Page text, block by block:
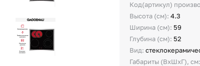
Код(артикул)
Высота (см):4.3
Ширина (см): 59
Глубина (см): 52
Вид:
Габариты (ВхШхГ),